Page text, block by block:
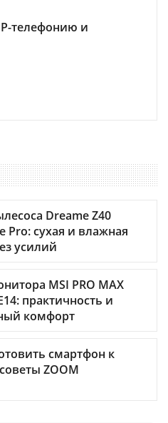
телефонию и
Dreame Z40
Pro: сухая и влажная
усилий
MSI PRO MAX
практичность и
комфорт
смартфон к
ZOOM